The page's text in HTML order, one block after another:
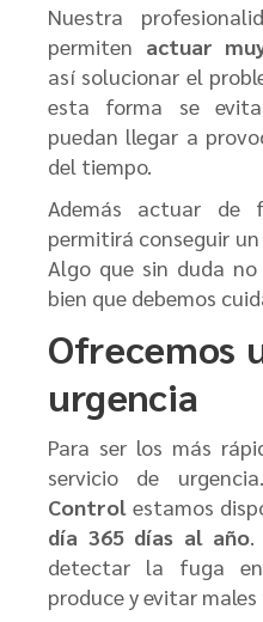
Nuestra
permiten actuar
así solucionar el
esta forma se
puedan llegar a
del tiempo.
Además actuar de
permitirá conseguir
Algo que sin duda no
bien que debemos
Ofrecemos
urgencia
Para ser los más
servicio de
Controlestamos
día 365 días al año.
detectar la fuga
produce y evitar males